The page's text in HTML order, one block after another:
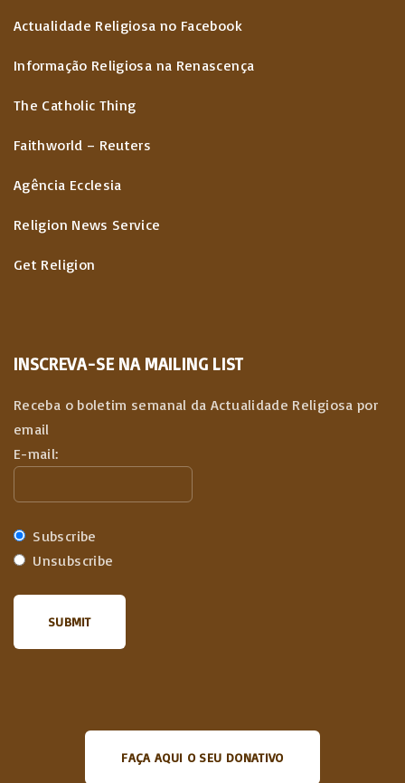
Actualidade Religiosa no Facebook
Informação Religiosa na Renascença
The Catholic Thing
Faithworld – Reuters
Agência Ecclesia
Religion News Service
Get Religion
INSCREVA-SE NA MAILING LIST
Receba o boletim semanal da Actualidade Religiosa por
email
E-mail:
Subscribe
Unsubscribe
FAÇA AQUI O SEU DONATIVO